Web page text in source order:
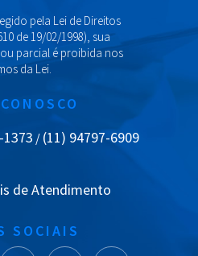
pela Lei de Direitos
de 19/02/1998), sua
parcial é proibida nos
da Lei.
1373 / (11) 94797-6909
de Atendimento
SOCIAIS